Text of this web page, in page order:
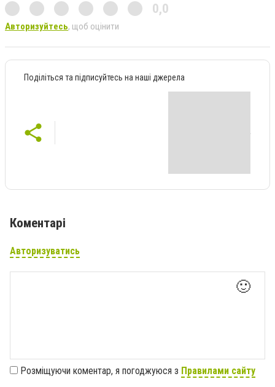
0,0
Авторизуйтесь, щоб оцінити
Поділіться та підписуйтесь на наші джерела
Коментарі
Авторизуватись
🙂
Розміщуючи коментар, я погоджуюся з Правилами сайту